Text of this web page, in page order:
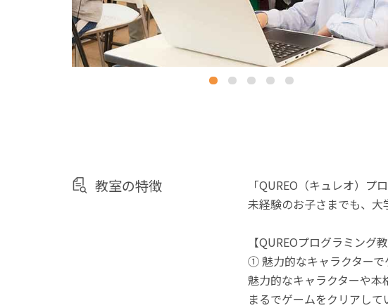
教室の特徴
「QUREO（キュレオ）
未経験のお子さまでも、大
【QUREOプログラミング
① 魅力的なキャラクターで
魅力的なキャラクターや本
まるでゲームをクリアして